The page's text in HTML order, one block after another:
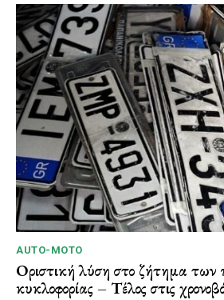
AUTO-MOTO
Οριστική λύση στο ζήτημα των
κυκλοφορίας – Τέλος στις